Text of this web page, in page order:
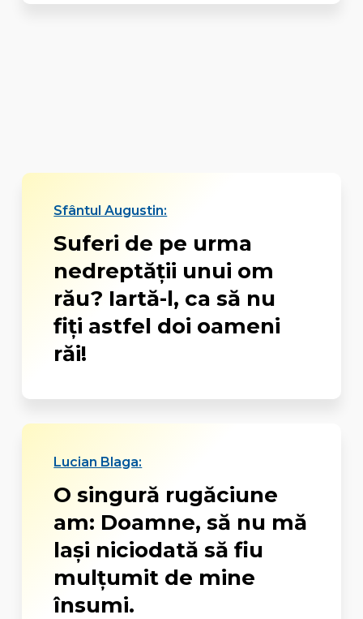
Sfântul Augustin:
Suferi de pe urma
nedreptăţii unui om
rău? Iartă-l, ca să nu
fiţi astfel doi oameni
răi!
Lucian Blaga:
O singură rugăciune
am: Doamne, să nu mă
lași niciodată să fiu
mulțumit de mine
însumi.